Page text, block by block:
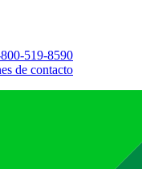
519-8590
de contacto